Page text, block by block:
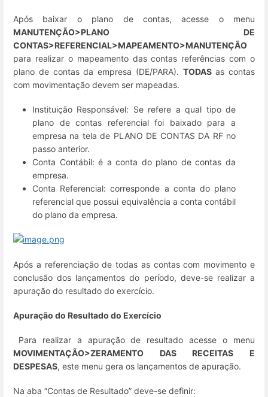
Após baixar o plano de contas, acesse o menu
MANUTENÇÃO>PLANO DE
CONTAS>REFERENCIAL>MAPEAMENTO>MANUTENÇÃO
para realizar o mapeamento das contas referências com o
plano de contas da empresa (DE/PARA). TODASas contas
com movimentação devem ser mapeadas.
Instituição Responsável: Se refere a qual tipo de
plano de contas referencial foi baixado para a
empresa na tela de PLANO DE CONTAS DA RF no
passo anterior.
Conta Contábil: é a conta do plano de contas da
empresa.
Conta Referencial: corresponde a conta do plano
referencial que possui equivalência a conta contábil
do plano da empresa.
Após a referenciação de todas as contas com movimento e
conclusão dos lançamentos do período, deve-se realizar a
apuração do resultado do exercício.
Apuração do Resultado do Exercício
Para realizar a apuração de resultado acesse o menu
MOVIMENTAÇÃO>ZERAMENTO DAS RECEITAS E
DESPESAS, este menu gera os lançamentos de apuração.
Na aba “Contas de Resultado” deve-se definir: